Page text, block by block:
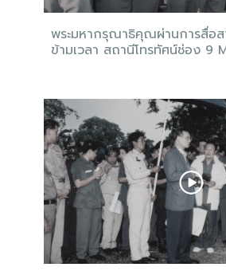
พระมหากรุณาธิคุณผ่านการสื่อส
ข้ามเวลา สถานีโทรทัศน์ช่อง 9